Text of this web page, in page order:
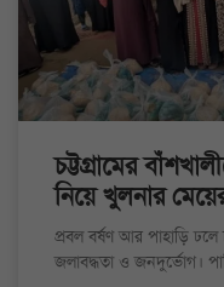
চট্টগ্রামের
নিয়ে খুলনার
প্রবল বর্ষণ আর পাহাড়ি ঢলে
জলাবদ্ধতা ও জনদুর্ভোগ।